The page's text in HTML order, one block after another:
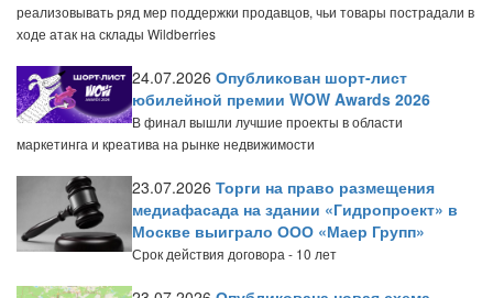
реализовывать ряд мер поддержки продавцов, чьи товары пострадали в
ходе атак на склады Wildberries
24.07.2026 Опубликован шорт-лист
юбилейной премии WOW Awards 2026
В финал вышли лучшие проекты в области
маркетинга и креатива на рынке недвижимости
23.07.2026 Торги на право размещения
медиафасада на здании «Гидропроект» в
Москве выиграло ООО «Маер Групп»
Срок действия договора - 10 лет